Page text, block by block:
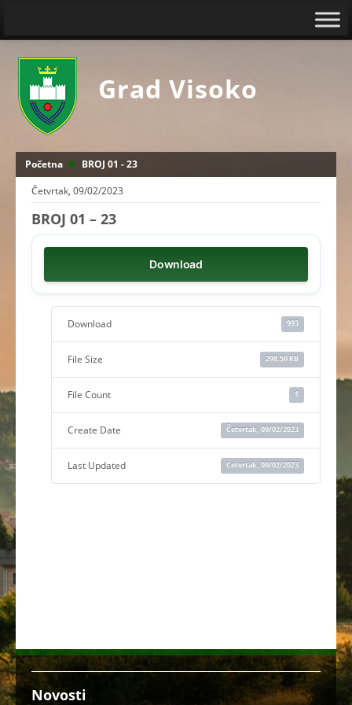
Grad Visoko
Početna
BROJ 01 - 23
Četvrtak, 09/02/2023
BROJ 01 – 23
Download
Download 993
File Size 298.59 KB
File Count 1
Create Date Četvrtak, 09/02/2023
Last Updated Četvrtak, 09/02/2023
Novosti